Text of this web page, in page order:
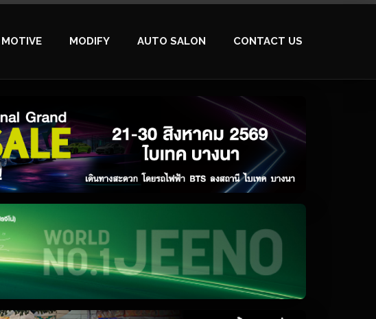
MOTIVE MODIFY AUTO SALON CONTACT US